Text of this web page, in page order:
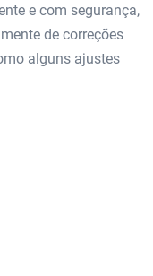
e com segurança,
de correções
alguns ajustes